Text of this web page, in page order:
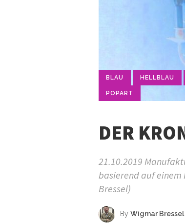
BLAU HELLBLAU
POPART
DER
21.10.2019
basierend auf einem
Bressel)
By Wigmar Bressel